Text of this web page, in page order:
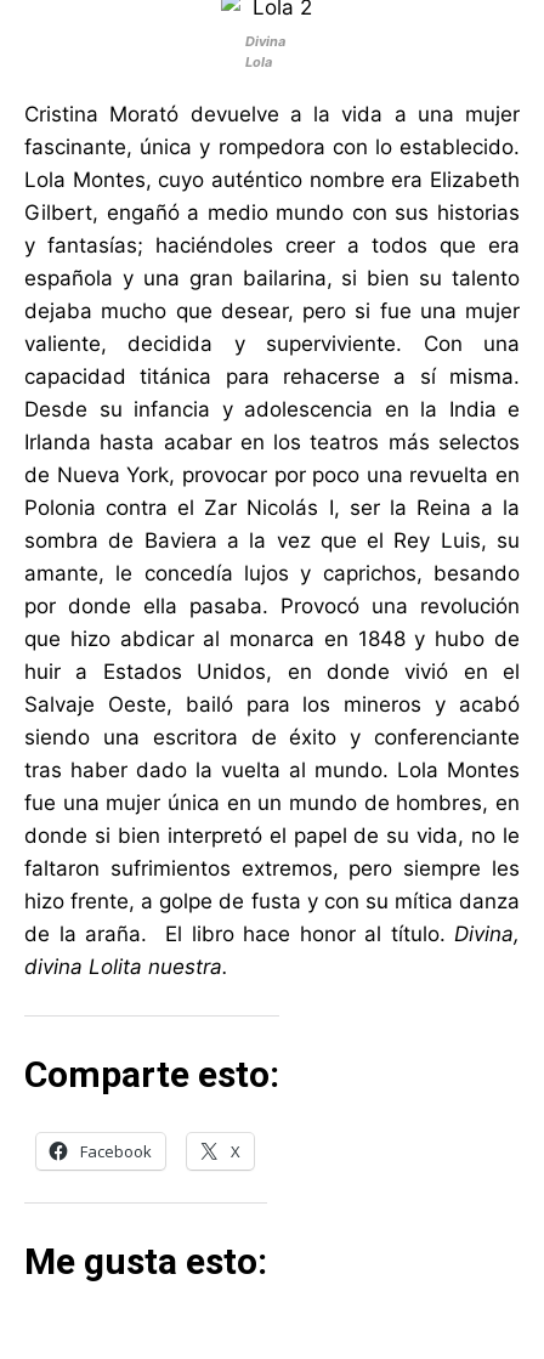
Divina
Lola
Cristina Morató devuelve a la vida a una mujer
fascinante, única y rompedora con lo establecido.
Lola Montes, cuyo auténtico nombre era Elizabeth
Gilbert, engañó a medio mundo con sus historias
y fantasías; haciéndoles creer a todos que era
española y una gran bailarina, si bien su talento
dejaba mucho que desear, pero si fue una mujer
valiente, decidida y superviviente. Con una
capacidad titánica para rehacerse a sí misma.
Desde su infancia y adolescencia en la India e
Irlanda hasta acabar en los teatros más selectos
de Nueva York, provocar por poco una revuelta en
Polonia contra el Zar Nicolás I, ser la Reina a la
sombra de Baviera a la vez que el Rey Luis, su
amante, le concedía lujos y caprichos, besando
por donde ella pasaba. Provocó una revolución
que hizo abdicar al monarca en 1848 y hubo de
huir a Estados Unidos, en donde vivió en el
Salvaje Oeste, bailó para los mineros y acabó
siendo una escritora de éxito y conferenciante
tras haber dado la vuelta al mundo. Lola Montes
fue una mujer única en un mundo de hombres, en
donde si bien interpretó el papel de su vida, no le
faltaron sufrimientos extremos, pero siempre les
hizo frente, a golpe de fusta y con su mítica danza
de la araña. El libro hace honor al título. Divina,
divina Lolita nuestra.
Comparte esto:
Facebook X
Me gusta esto: